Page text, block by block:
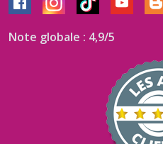
Note globale : 4,9/5